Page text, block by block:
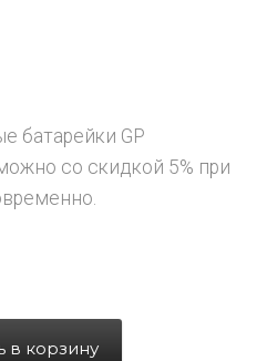
батарейки GP
со скидкой 5% при
в корзину